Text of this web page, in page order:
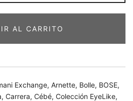
-
cantidad
AL CARRITO
Exchange, Arnette, Bolle, BOSE,
, Carrera, Cébé, Colección EyeLike,